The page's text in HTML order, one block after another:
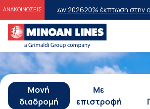
ΑΝΑΚΟΙΝΩΣΕΙΣ
202620% έκπτωση στην οικονομική
Μονή
διαδρομή
Με
επιστροφή